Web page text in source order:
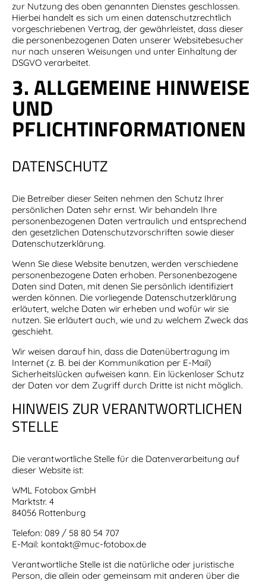
zur Nutzung des oben genannten Dienstes geschlossen.
Hierbei handelt es sich um einen datenschutzrechtlich
vorgeschriebenen Vertrag, der gewährleistet, dass dieser
die personenbezogenen Daten unserer Websitebesucher
nur nach unseren Weisungen und unter Einhaltung der
DSGVO verarbeitet.
3. ALLGEMEINE HINWEISE
UND
PFLICHTINFORMATIONEN
DATENSCHUTZ
Die Betreiber dieser Seiten nehmen den Schutz Ihrer
persönlichen Daten sehr ernst. Wir behandeln Ihre
personenbezogenen Daten vertraulich und entsprechend
den gesetzlichen Datenschutzvorschriften sowie dieser
Datenschutzerklärung.
Wenn Sie diese Website benutzen, werden verschiedene
personenbezogene Daten erhoben. Personenbezogene
Daten sind Daten, mit denen Sie persönlich identifiziert
werden können. Die vorliegende Datenschutzerklärung
erläutert, welche Daten wir erheben und wofür wir sie
nutzen. Sie erläutert auch, wie und zu welchem Zweck das
geschieht.
Wir weisen darauf hin, dass die Datenübertragung im
Internet (z. B. bei der Kommunikation per E-Mail)
Sicherheitslücken aufweisen kann. Ein lückenloser Schutz
der Daten vor dem Zugriff durch Dritte ist nicht möglich.
HINWEIS ZUR VERANTWORTLICHEN
STELLE
Die verantwortliche Stelle für die Datenverarbeitung auf
dieser Website ist:
WML Fotobox GmbH
Marktstr. 4
84056 Rottenburg
Telefon: 089 / 58 80 54 707
E-Mail: kontakt@muc-fotobox.de
Verantwortliche Stelle ist die natürliche oder juristische
Person, die allein oder gemeinsam mit anderen über die